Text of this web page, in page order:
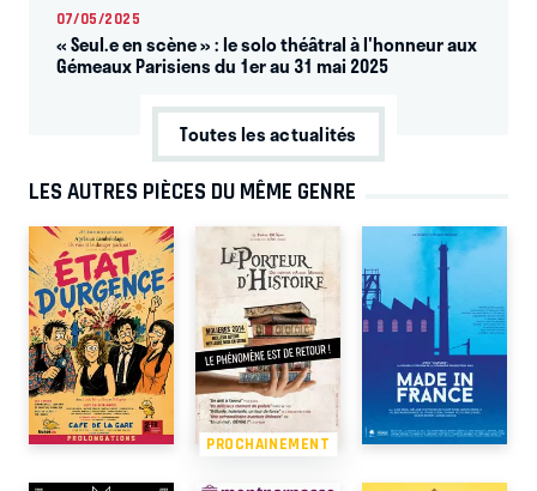
07/05/2025
« Seul.e en scène » : le solo théâtral à l'honneur aux
Gémeaux Parisiens du 1er au 31 mai 2025
Toutes les actualités
LES AUTRES PIÈCES DU MÊME GENRE
PROCHAINEMENT